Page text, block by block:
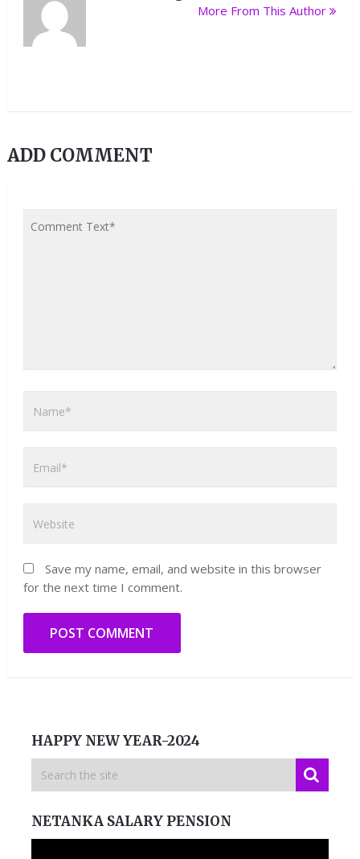
More From This Author
ADD COMMENT
Save my name, email, and website in this browser
for the next time I comment.
HAPPY NEW YEAR-2024
NETANKA SALARY PENSION